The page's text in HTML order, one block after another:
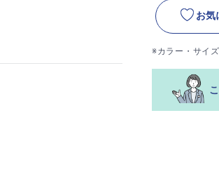
お気
※カラー・サイ